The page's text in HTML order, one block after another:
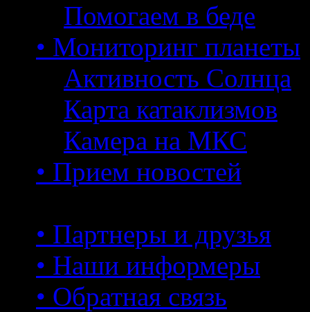
Помогаем в беде
• Мониторинг планеты
Активность Солнца
Карта катаклизмов
Камера на МКС
• Прием новостей
• Партнеры и друзья
• Наши информеры
• Обратная связь